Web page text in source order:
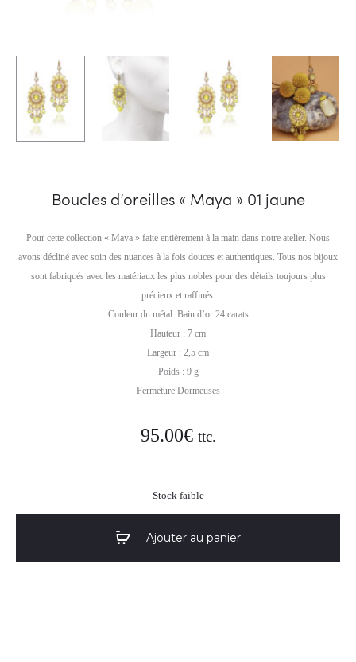
Boucles d’oreilles « Maya » 01 jaune
Pour cette collection « Maya » faite entièrement à la main dans notre atelier. Nous
avons décliné avec soin des nuances à la fois douces et authentiques. Tous nos bijoux
sont fabriqués avec les matériaux les plus nobles pour des détails toujours plus
précieux et raffinés.
Couleur du métal: Bain d’or 24 carats
Hauteur : 7 cm
Largeur : 2,5 cm
Poids : 9 g
Fermeture Dormeuses
95.00€ ttc.
Stock faible
Ajouter au panier